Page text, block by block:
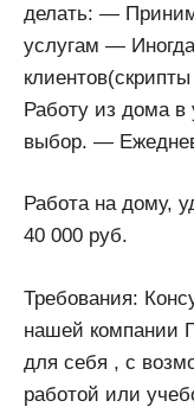
делать: —
услугам —
Работу из дома
выбор. —
Работа на дому,
40 000 руб.
Требования:
нашей компании
для себя , с
работой или